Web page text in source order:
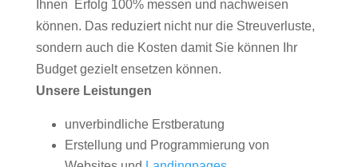
Ihnen Erfolg 100% messen und nachweisen
können. Das reduziert nicht nur die Streuverluste,
sondern auch die Kosten damit Sie können Ihr
Budget gezielt ensetzen können.
Unsere Leistungen
unverbindliche Erstberatung
Erstellung und Programmierung von